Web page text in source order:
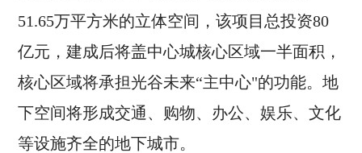
51.65万平方米的立体空间，该项目总投资80
亿元，建成后将盖中心城核心区域一半面积，
核心区域将承担光谷未来“主中心"的功能。地
下空间将形成交通、购物、办公、娱乐、文化
等设施齐全的地下城市。